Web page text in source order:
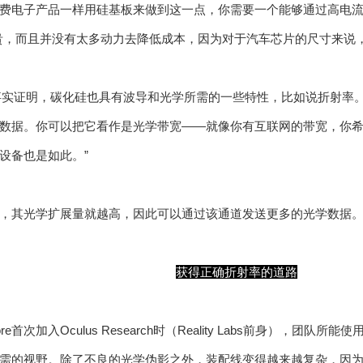
电子产品一样用硅基板来做到这一点，你需要一个能够通过高电
，而且并没有太多动力去降低成本，因为对于汽车芯片的尺寸来说
实证明，碳化硅也具有波导和光学所需的一些特性，比如说折射率
据。你可以把它看作是光学带宽——就像你有互联网的带宽，你
备也是如此。”
其光学扩展量就越高，因此可以通过该通道发送更多的光学数据
获得正确折射率的道路
首次加入Oculus Research时（Reality Labs前身），团队所能使
的视野。除了不良的光学伪影之外，装配线变得越来越复杂，因